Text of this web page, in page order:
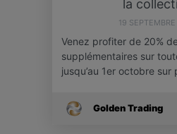
la
19
Venez profiter de 20%
supplémentaires sur
jusqu’au 1er octobre sur
Golden Trading